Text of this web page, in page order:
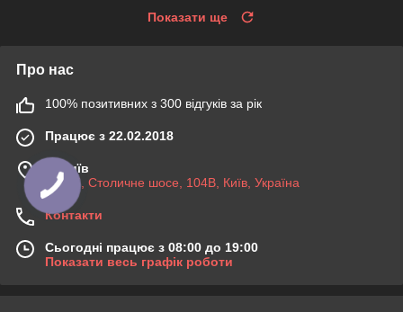
Показати ще
Про нас
100% позитивних з 300 відгуків за рік
Працює з 22.02.2018
м. Київ
03045, Столичне шосе, 104B, Київ, Україна
Контакти
Сьогодні працює з 08:00 до 19:00
Показати весь графік роботи